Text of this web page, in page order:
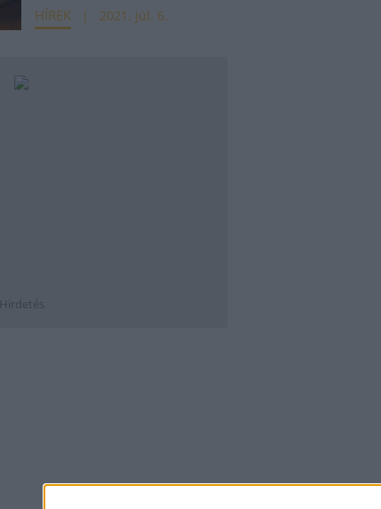
HÍREK 2021. júl. 6.
Hirdetés